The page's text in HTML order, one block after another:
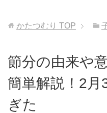
かたつむり TOP
節分の由来や
簡単解説！2月
ぎた